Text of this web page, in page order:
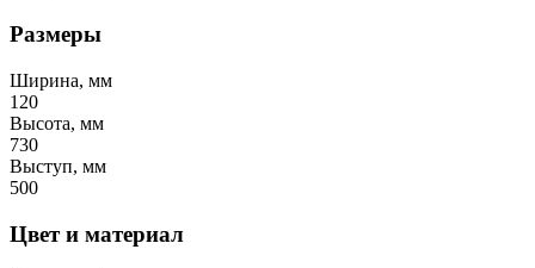
Размеры
Ширина, мм
120
Высота, мм
730
Выступ, мм
500
Цвет и материал